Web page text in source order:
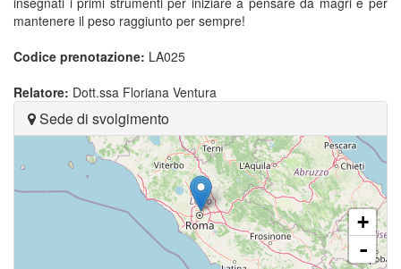
mantenere il peso raggiunto per sempre!
Codice prenotazione: LA025
Relatore: Dott.ssa Floriana Ventura
Sede di svolgimento
+
-